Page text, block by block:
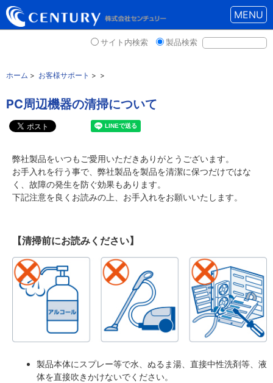
MENU
サイト内検索 製品検索
ホーム > お客様サポート > >
PC周辺機器の清掃について
弊社製品をいつもご愛用いただきありがとうございます。
お手入れを行う事で、弊社製品を製品を清潔に保つだけではな
く、故障の発生を防ぐ効果もあります。
下記注意を良くお読みの上、お手入れをお願いいたします。
【清掃前にお読みください】
製品本体にスプレー等で水、ぬるま湯、直接中性洗剤等、液
体を直接吹きかけないでください。